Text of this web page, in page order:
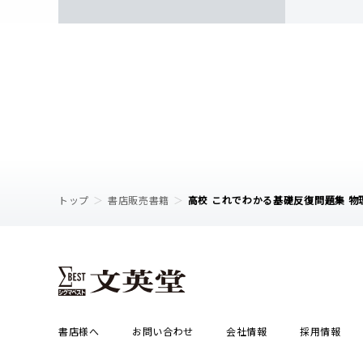
トップ 書店販売書籍 高校 これでわかる基礎反復問題集 物
書店様へ お問い合わせ 会社情報 採用情報